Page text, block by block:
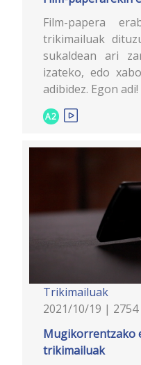
Film-papera
trikimailuak
sukaldean ari
izateko, edo
adibidez. Egon adi!
A2
Trikimailuak
2021/10/19 | 2754
Mugikorrentzako
trikimailuak